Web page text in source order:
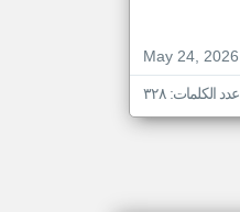
May 24, 2026
عدد الكلمات: ٣٢٨